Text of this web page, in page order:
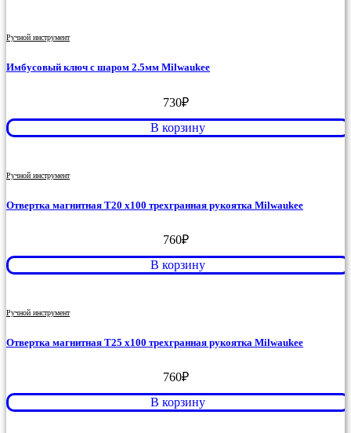
Ручной инструмент
Имбусовый ключ с шаром 2.5мм Milwaukee
730₽
В корзину
Ручной инструмент
Отвертка магнитная T20 x100 трехгранная рукоятка Milwaukee
760₽
В корзину
Ручной инструмент
Отвертка магнитная T25 x100 трехгранная рукоятка Milwaukee
760₽
В корзину